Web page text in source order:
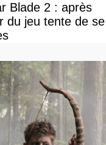
Blade 2 : après
du jeu tente de se